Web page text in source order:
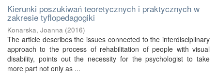
Kierunki poszukiwań teoretycznych i praktycznych w
zakresie tyflopedagogiki
Konarska, Joanna (2016)
The article describes the issues connected to the interdisciplinary
approach to the process of rehabilitation of people with visual
disability, points out the necessity for the psychologist to take
more part not only as ...